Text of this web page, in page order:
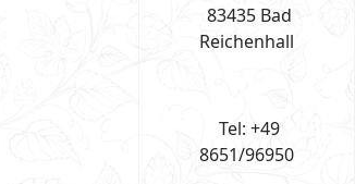
83435 Bad
Reichenhall
Tel: +49
8651/96950